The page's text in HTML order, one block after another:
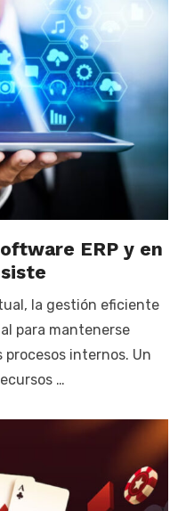
ERP y en
la gestión eficiente
para mantenerse
internos. Un
…